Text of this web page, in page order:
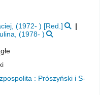
, (1972- ) [Red.]
, (1978- )
: Prószyński i S-